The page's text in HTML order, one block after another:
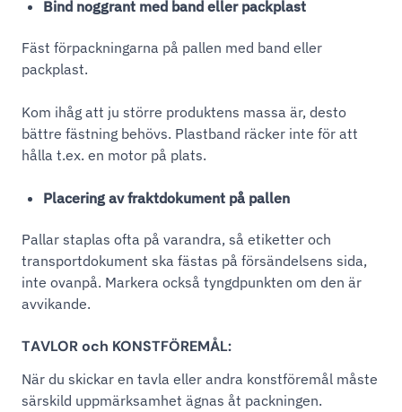
Bind noggrant med band eller packplast
Fäst förpackningarna på pallen med band eller
packplast.
Kom ihåg att ju större produktens massa är, desto
bättre fästning behövs. Plastband räcker inte för att
hålla t.ex. en motor på plats.
Placering av fraktdokument på pallen
Pallar staplas ofta på varandra, så etiketter och
transportdokument ska fästas på försändelsens sida,
inte ovanpå. Markera också tyngdpunkten om den är
avvikande.
TAVLOR och KONSTFÖREMÅL:
När du skickar en tavla eller andra konstföremål måste
särskild uppmärksamhet ägnas åt packningen.